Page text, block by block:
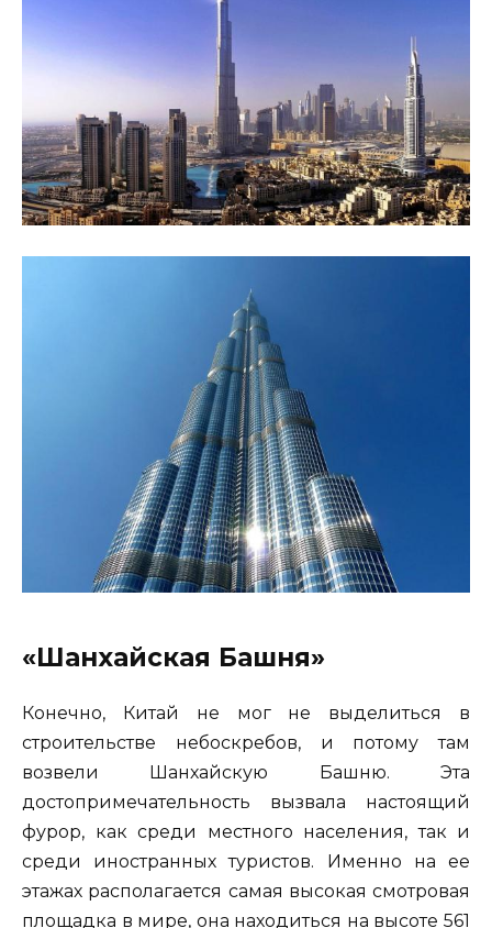
«Шанхайская Башня»
Конечно, Китай не мог не выделиться в
строительстве небоскребов, и потому там
возвели Шанхайскую Башню. Эта
достопримечательность вызвала настоящий
фурор, как среди местного населения, так и
среди иностранных туристов. Именно на ее
этажах располагается самая высокая смотровая
площадка в мире, она находиться на высоте 561